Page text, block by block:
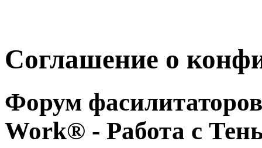
Соглашение о
Форум
Work® - Работа с